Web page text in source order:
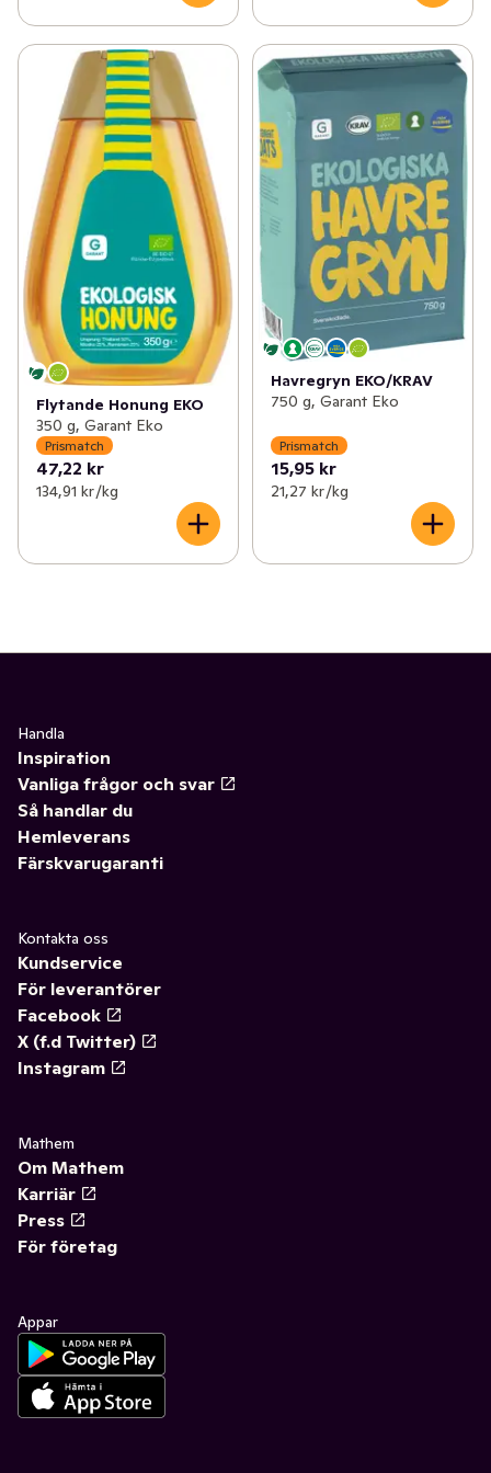
Flytande Honung EKO
350 g, Garant Eko
Prismatch
47,22 kr
134,91 kr /kg
Havregryn EKO/KRAV
750 g, Garant Eko
Prismatch
15,95 kr
21,27 kr /kg
Handla
Inspiration
Vanliga frågor och svar
Så handlar du
Hemleverans
Färskvarugaranti
Kontakta oss
Kundservice
För leverantörer
Facebook
X (f.d Twitter)
Instagram
Mathem
Om Mathem
Karriär
Press
För företag
Appar